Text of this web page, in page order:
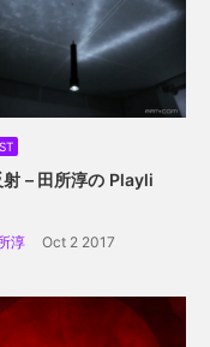
– 田所淳の Playli
淳 Oct 2 2017